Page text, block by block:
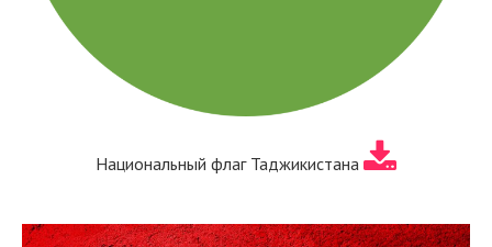
Национальный флаг Таджикистана